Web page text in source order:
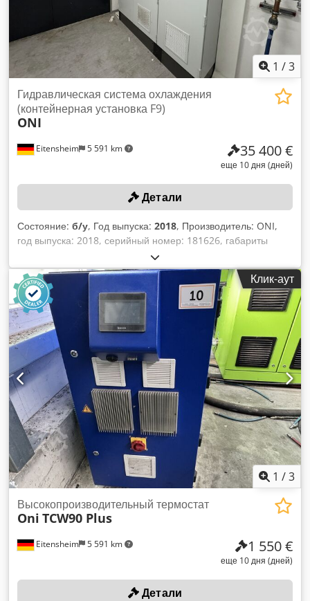
1 /3
Eitensheim 5 591 km
Гидравлическая система охлаждения
(контейнерная установка F9)
ONI
35 400 €
еще 10 дня (дней)
Детали
Состояние: б/у, Год выпуска: 2018, Производитель: ONI,
год выпуска: 2018, серийный номер: 181626, габариты
контейнера: 8 000 x 3 000 x 3 000 мм, 3 насоса,
производитель: KSB, тип: ETB (рекуперация тепла/
охлаждение гидравлической системы/свободное
охлаждение), градирня 500 кВт (установка на крыше), 10
вентиляторов с адиабатическим охлаждением, Д/Ш/В: 9
930 x 2 290 x 1 510 мм, система водоподготовки с
пластиковым резервуаром, 2 x 3 000 л, система умягчения
воды, 7 устройств рекуперации тепла, тип SW25, тепловая
мощность 25 кВт, расход воздуха 6 000 м³/ч, 4
воздухораспределительные сопла для создания воздушной
завесы у ворот, 2 воздухонагревателя, тип SW1 (офисное
помещение), группа насосов и запорной арматуры контура
рекуперации тепла, нагревательный элемент, 200 Вт,
система управления установкой Siemens Simatic S7,
сенсорная панель HMI. +++ Внимание: установка является
частью онлайн-аукциона! +++ Dcedjzn Atajpfx Ah Tek
Клик-аут
1 /3
Eitensheim 5 591 km
Высокопроизводительный термостат
Oni TCW90 Plus
1 550 €
еще 10 дня (дней)
Детали